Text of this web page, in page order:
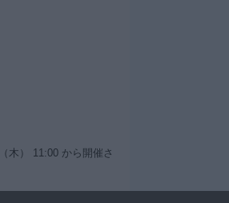
木） 11:00 から開催さ